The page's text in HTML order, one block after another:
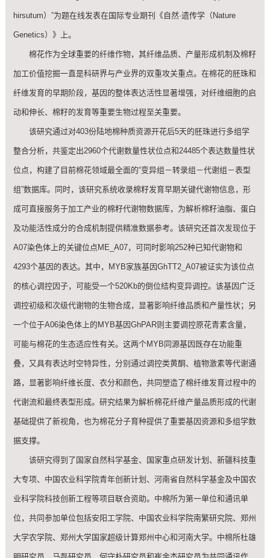
hirsutum）”为题在线发表在国际专业期刊《自然·遗传学（Nature
Genetics）》上。
棉花作为全球重要的纤维作物，其纤维品质、产量形成机制及棉籽
加工价值挖掘一直是科研界与产业界的双重攻关重点。在棉花的胚珠和
纤维发育的早期阶段，基因的整体表达活性显著增强，对纤维细胞的启
动和伸长、棉籽的发育等重要生物过程至关重要。
该研究通过对403份陆地棉种质资源开花后5天的胚珠进行多组学
整合分析，共鉴定出2960个代谢数量性状位点和24485个表达数量性状
位点，构建了目前棉花领域最全面的“变异组－转录组－代谢组－表型
组”数据库。同时，该研究系统收录棉籽发育早期关键代谢物信息，形
成可直接服务于加工产业的棉籽代谢物数据库，为解析棉籽油脂、蛋白
及功能活性成分的合成机制提供精准数据参考。该研究还首次发现位于
A07染色体上的关键位点ME_A07，可同时影响252种已知代谢物和
4293个基因的表达。其中，MYB家族基因GhTT2_A07被证实为该位点
的核心调控因子，可能受一个520Kb的倒位结构变异调控。该基因广泛
调控初级和次级代谢物的生物合成，显著影响纤维品质和产量性状；另
一个位于A06染色体上的MYB基因GhPAR则主要调控原花青素含量，
可能与棉花的生态适应性有关。这两个MYB同源基因既存在功能重
叠，又具有表达时空特异性，分别通过调控类黄酮、植物激素等代谢通
路，显著影响纤维长度、衣分和颜色，共同塑造了棉纤维发育过程中的
代谢流和最终表型形成。研究结果为解析棉花纤维产量品质形成的代谢
基础提供了新视角，也为棉花分子育种提供了重要基因资源和多组学数
据支撑。
该研究得到了国家自然科学基金、国家重点研发计划、新疆科技重
大专项、中国农业科学院青年创新计划、河南省自然科学基金及中国农
业科学院科技创新工程等项目联合资助。中棉所为第一单位和通讯单
位，共同参加单位包括安阳工学院、中国农业科学院南繁研究院、郑州
大学农学院、郑州大学国家超级计算郑州中心和河南大学。中棉所杜雄